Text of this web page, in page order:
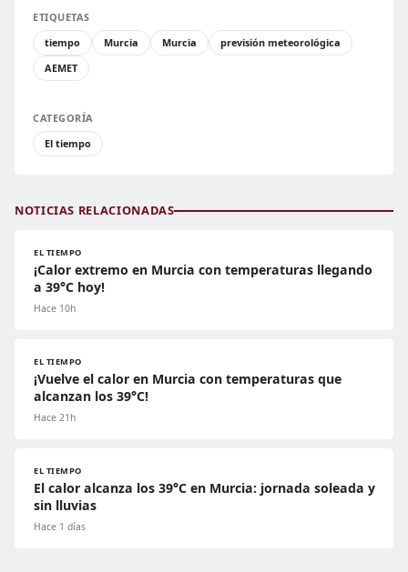
ETIQUETAS
tiempo
Murcia Murcia
previsión meteorológica
AEMET
CATEGORÍA
El tiempo
NOTICIAS RELACIONADAS
EL TIEMPO
¡Calor extremo en Murcia con temperaturas llegando
a 39°C hoy!
Hace 10h
EL TIEMPO
¡Vuelve el calor en Murcia con temperaturas que
alcanzan los 39°C!
Hace 21h
EL TIEMPO
El calor alcanza los 39°C en Murcia: jornada soleada y
sin lluvias
Hace 1 días